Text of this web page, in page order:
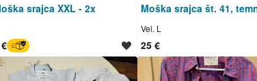
srajca XXL - 2x
Vel. L
25 €